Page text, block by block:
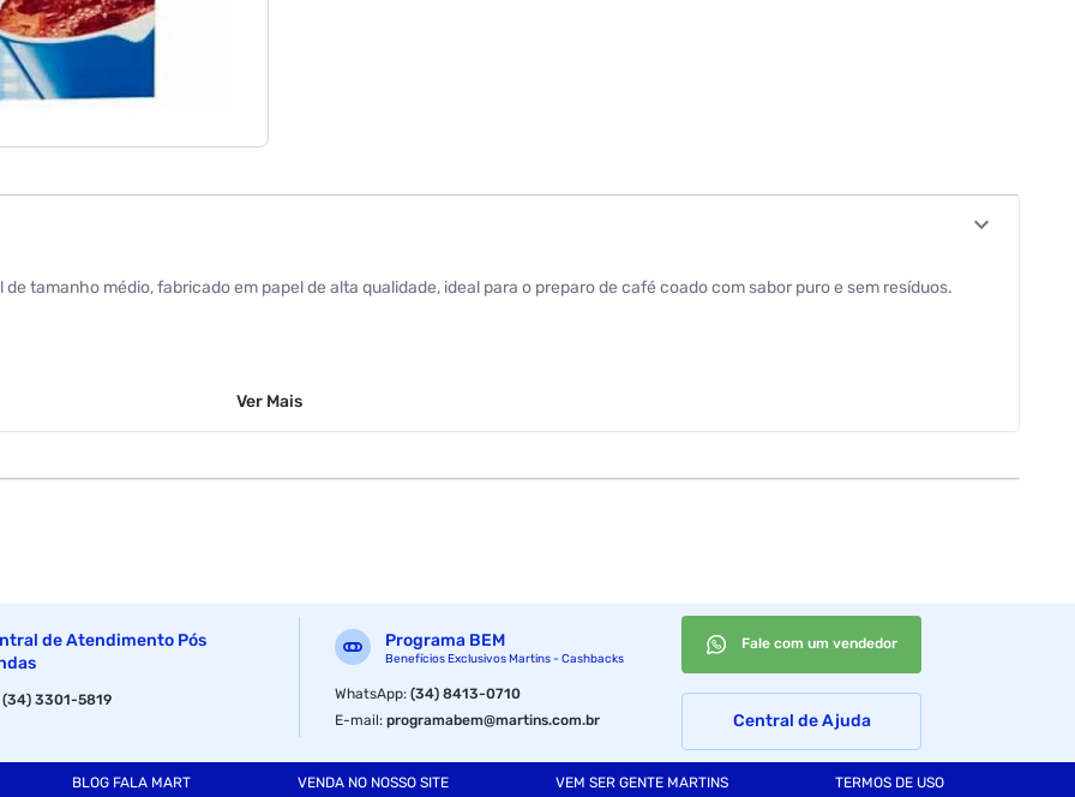
tamanho médio, fabricado em papel de alta qualidade, ideal para o preparo de café coado com sabor puro e sem resíduos.
Ver Mais
de Atendimento Pós
(34) 3301-5819
Programa BEM
Benefícios Exclusivos Martins - Cashbacks
WhatsApp:(34) 8413-0710
E-mail:programabem@martins.com.br
Fale com um vendedor
Central de Ajuda
BLOG FALA MART VENDA NO NOSSO SITE VEM SER GENTE MARTINS TERMOS DE USO